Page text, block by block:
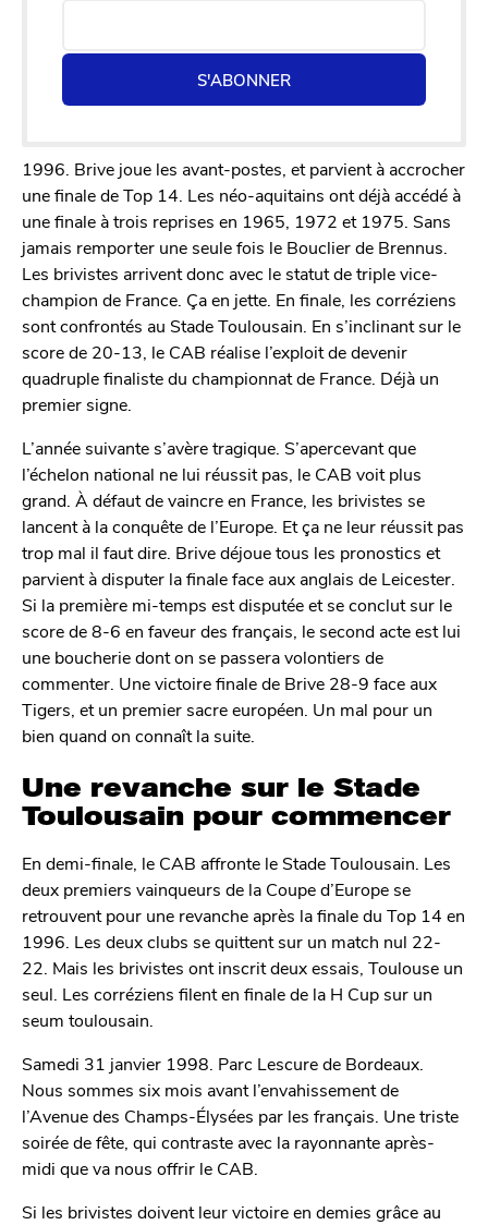
S'ABONNER
1996. Brive joue les avant-postes, et parvient à accrocher
une finale de Top 14. Les néo-aquitains ont déjà accédé à
une finale à trois reprises en 1965, 1972 et 1975. Sans
jamais remporter une seule fois le Bouclier de Brennus.
Les brivistes arrivent donc avec le statut de triple vice-
champion de France. Ça en jette. En finale, les corréziens
sont confrontés au Stade Toulousain. En s’inclinant sur le
score de 20-13, le CAB réalise l’exploit de devenir
quadruple finaliste du championnat de France. Déjà un
premier signe.
L’année suivante s’avère tragique. S’apercevant que
l’échelon national ne lui réussit pas, le CAB voit plus
grand. À défaut de vaincre en France, les brivistes se
lancent à la conquête de l’Europe. Et ça ne leur réussit pas
trop mal il faut dire. Brive déjoue tous les pronostics et
parvient à disputer la finale face aux anglais de Leicester.
Si la première mi-temps est disputée et se conclut sur le
score de 8-6 en faveur des français, le second acte est lui
une boucherie dont on se passera volontiers de
commenter. Une victoire finale de Brive 28-9 face aux
Tigers, et un premier sacre européen. Un mal pour un
bien quand on connaît la suite.
Une revanche sur le Stade
Toulousain pour commencer
En demi-finale, le CAB affronte le Stade Toulousain. Les
deux premiers vainqueurs de la Coupe d’Europe se
retrouvent pour une revanche après la finale du Top 14 en
1996. Les deux clubs se quittent sur un match nul 22-
22. Mais les brivistes ont inscrit deux essais, Toulouse un
seul. Les corréziens filent en finale de la H Cup sur un
seum toulousain.
Samedi 31 janvier 1998. Parc Lescure de Bordeaux.
Nous sommes six mois avant l’envahissement de
l’Avenue des Champs-Élysées par les français. Une triste
soirée de fête, qui contraste avec la rayonnante après-
midi que va nous offrir le CAB.
Si les brivistes doivent leur victoire en demies grâce au